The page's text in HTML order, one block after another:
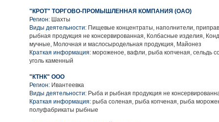
"КРОТ" ТОРГОВО-ПРОМЫШЛЕННАЯ КОМПАНИЯ (ОАО)
Регион: Шахты
Виды деятельности: Пищевые концентраты, наполнители,
рыбная продукция не консервированная, Колбасные изделия,
мучные, Молочная и маслосыродельная продукция, Майонез
Краткая информация: мороженое, вафли, рыба копченая, сельдь
уголь каменный
"КТНК" ООО
Регион: Ивантеевка
Виды деятельности: Рыба и рыбная продукция не
Краткая информация: рыба соленая, рыба копченая, рыба
полуфабрикаты рыбные